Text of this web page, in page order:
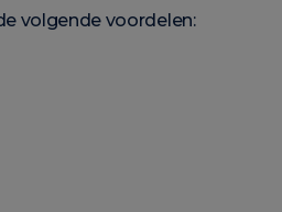
volgende voordelen: